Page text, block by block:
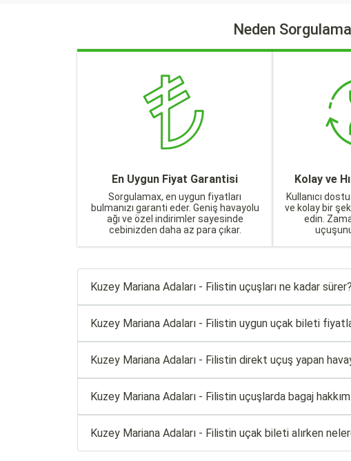
Neden
En Uygun Fiyat Garantisi
Sorgulamax, en uygun fiyatları
bulmanızı garanti eder. Geniş havayolu
ağı ve özel indirimler sayesinde
cebinizden daha az para çıkar.
Kolay ve
Kullanıcı
ve kolay bir
edin.
Kuzey Mariana Adaları - Filistin uçuşları ne kadar sürer?
Kuzey Mariana Adaları - Filistin uygun uçak bileti
Kuzey Mariana Adaları - Filistin direkt uçuş yapan
Kuzey Mariana Adaları - Filistin uçuşlarda bagaj
Kuzey Mariana Adaları - Filistin uçak bileti alırken